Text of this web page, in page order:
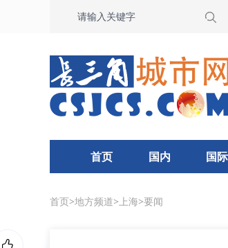
首页 国内 国际
首页>地方频道> 上海>要闻